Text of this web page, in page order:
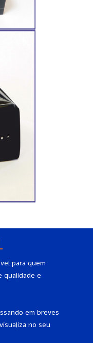
para quem
qualidade e
em breves
no seu